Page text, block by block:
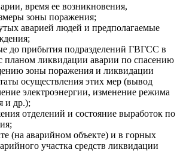
время ее возникновения,
зоны поражения;
аварией людей и предполагаемые
до прибытия подразделений ГВГСС в
планом ликвидации аварии по спасению
зоны поражения и ликвидации
осуществления этих мер (вывод
электроэнергии, изменение режима
и др.);
отделений и состояние выработок по
(на аварийном объекте) и в горных
участка средств ликвидации